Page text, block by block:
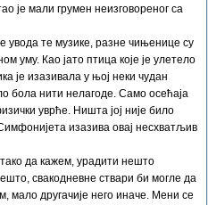
је мали грумен неизговореног са
увода те музике, разне чињенице су
уму. Као јато птица које је улетело
је изазивала у њој неки чудан
бола нити нелагоде. Само осећаја
уврће. Ништа јој није било
изазива овај несхватљив
да кажем, урадити нешто
свакодневне ствари би могле да
мало другачије него иначе. Мени се